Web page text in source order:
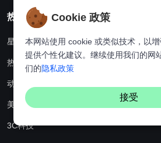
热门分类
星座
热点资讯
动漫
美食
3C科技
Cookie 政策
本网站使用 cookie 或类似技术，以
提供个性化建议。继续使用我们的网
们的隐私政策
接受